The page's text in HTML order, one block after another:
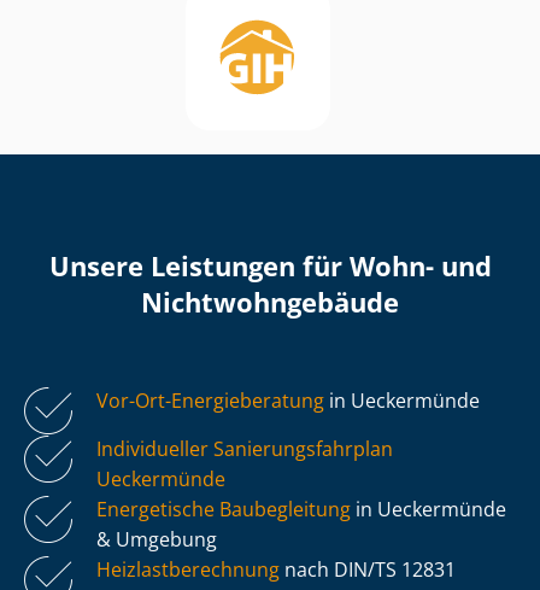
Unsere Leistungen für Wohn- und
Nicht­wohn­ge­bäu­de
Vor-Ort-Energieberatung in Ueckermünde
Individueller Sa­nie­rungs­fahr­plan
Ueckermünde
Energetische Baubegleitung in Ueckermünde
& Umgebung
Heiz­last­be­rech­nung nach DIN/TS 12831